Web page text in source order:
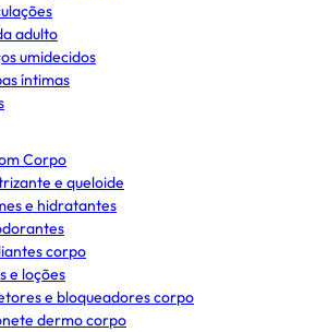
adulto
umidecidos
íntimas
Corpo
e queloide
e hidratantes
corpo
e loções
e bloqueadores corpo
dermo corpo